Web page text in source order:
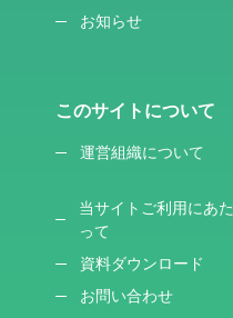
お知らせ
このサイトについて
運営組織について
当サイトご利用にあた
って
資料ダウンロード
お問い合わせ